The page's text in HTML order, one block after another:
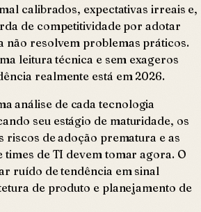
calibrados, expectativas irreais e,
de competitividade por adotar
não resolvem problemas práticos.
leitura técnica e sem exageros
realmente está em 2026.
análise de cada tecnologia
seu estágio de maturidade, os
riscos de adoção prematura e as
times de TI devem tomar agora. O
ruído de tendência em sinal
de produto e planejamento de